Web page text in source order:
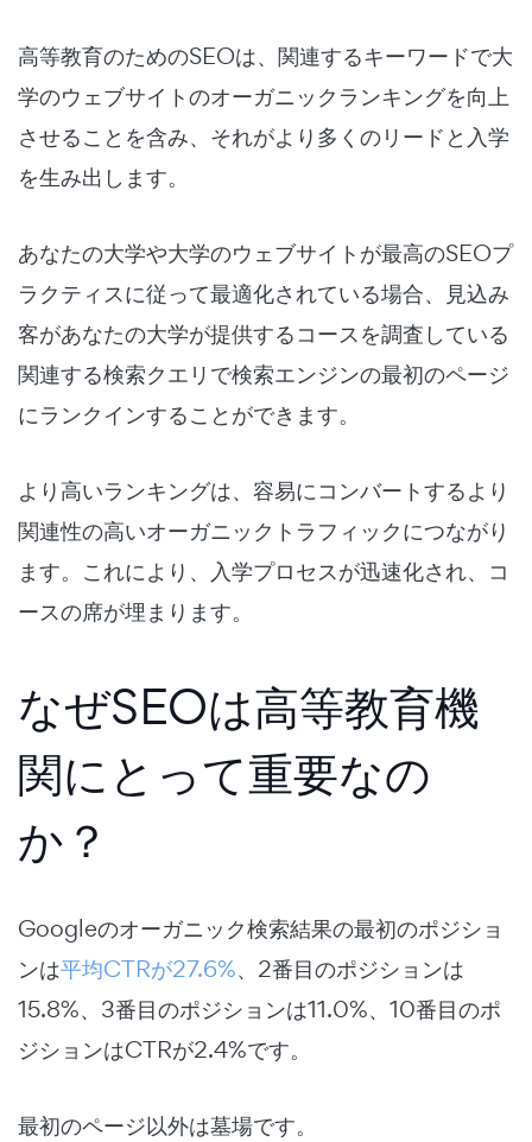
高等教育のためのSEOは、関連するキーワードで大
学のウェブサイトのオーガニックランキングを向上
させることを含み、それがより多くのリードと入学
を生み出します。
あなたの大学や大学のウェブサイトが最高のSEOプ
ラクティスに従って最適化されている場合、見込み
客があなたの大学が提供するコースを調査している
関連する検索クエリで検索エンジンの最初のページ
にランクインすることができます。
より高いランキングは、容易にコンバートするより
関連性の高いオーガニックトラフィックにつながり
ます。これにより、入学プロセスが迅速化され、コ
ースの席が埋まります。
なぜSEOは高等教育機
関にとって重要なの
か？
Googleのオーガニック検索結果の最初のポジショ
ンは平均CTRが27.6%、2番目のポジションは
15.8%、3番目のポジションは11.0%、10番目のポ
ジションはCTRが2.4%です。
最初のページ以外は墓場です。